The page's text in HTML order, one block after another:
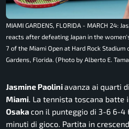
MIAMI GARDENS, FLORIDA - MARCH 24:
reacts after defeating Japan in the
7 of the Miami Open at Hard Rock Stadium
Gardens, Florida. (Photo by Alberto E.
Jasmine Paoliniavanza ai quarti
Miami. La tennista toscana batte
Osakacon il punteggio di 3-6 6-4
minuti di gioco. Partita in